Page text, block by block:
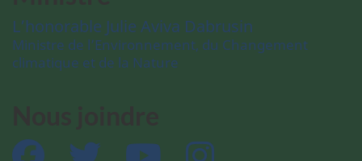
L’honorable Julie Aviva Dabrusin
Ministre de l’Environnement, du Changement
climatique et de la Nature
Facebook Twitter YouTube